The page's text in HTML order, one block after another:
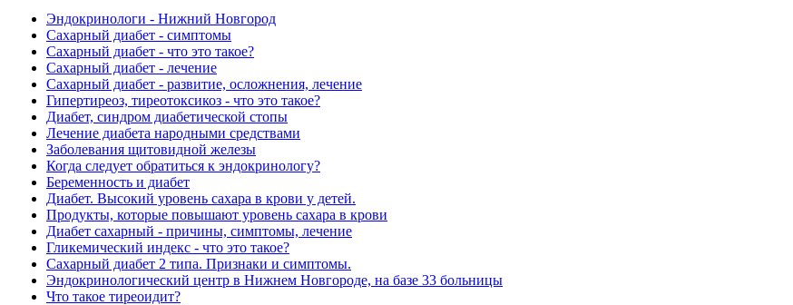
Эндокринологи - Нижний Новгород
Сахарный диабет - симптомы
Сахарный диабет - что это такое?
Сахарный диабет - лечение
Сахарный диабет - развитие, осложнения, лечение
Гипертиреоз, тиреотоксикоз - что это такое?
Диабет, синдром диабетической стопы
Лечение диабета народными средствами
Заболевания щитовидной железы
Когда следует обратиться к эндокринологу?
Беременность и диабет
Диабет. Высокий уровень сахара в крови у детей.
Продукты, которые повышают уровень сахара в крови
Диабет сахарный - причины, симптомы, лечение
Гликемический индекс - что это такое?
Сахарный диабет 2 типа. Признаки и симптомы.
Эндокринологический центр в Нижнем Новгороде, на базе 33 больницы
Что такое тиреоидит?